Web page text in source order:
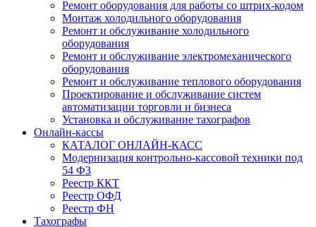
Ремонт оборудования для работы со штрих-кодом
Монтаж холодильного оборудования
Ремонт и обслуживание холодильного
оборудования
Ремонт и обслуживание электромеханического
оборудования
Ремонт и обслуживание теплового оборудования
Проектирование и обслуживание систем
автоматизации торговли и бизнеса
Установка и обслуживание тахографов
Онлайн-кассы
КАТАЛОГ ОНЛАЙН-КАСС
Модернизация контрольно-кассовой техники под
54 ФЗ
Реестр ККТ
Реестр ОФД
Реестр ФН
Тахографы